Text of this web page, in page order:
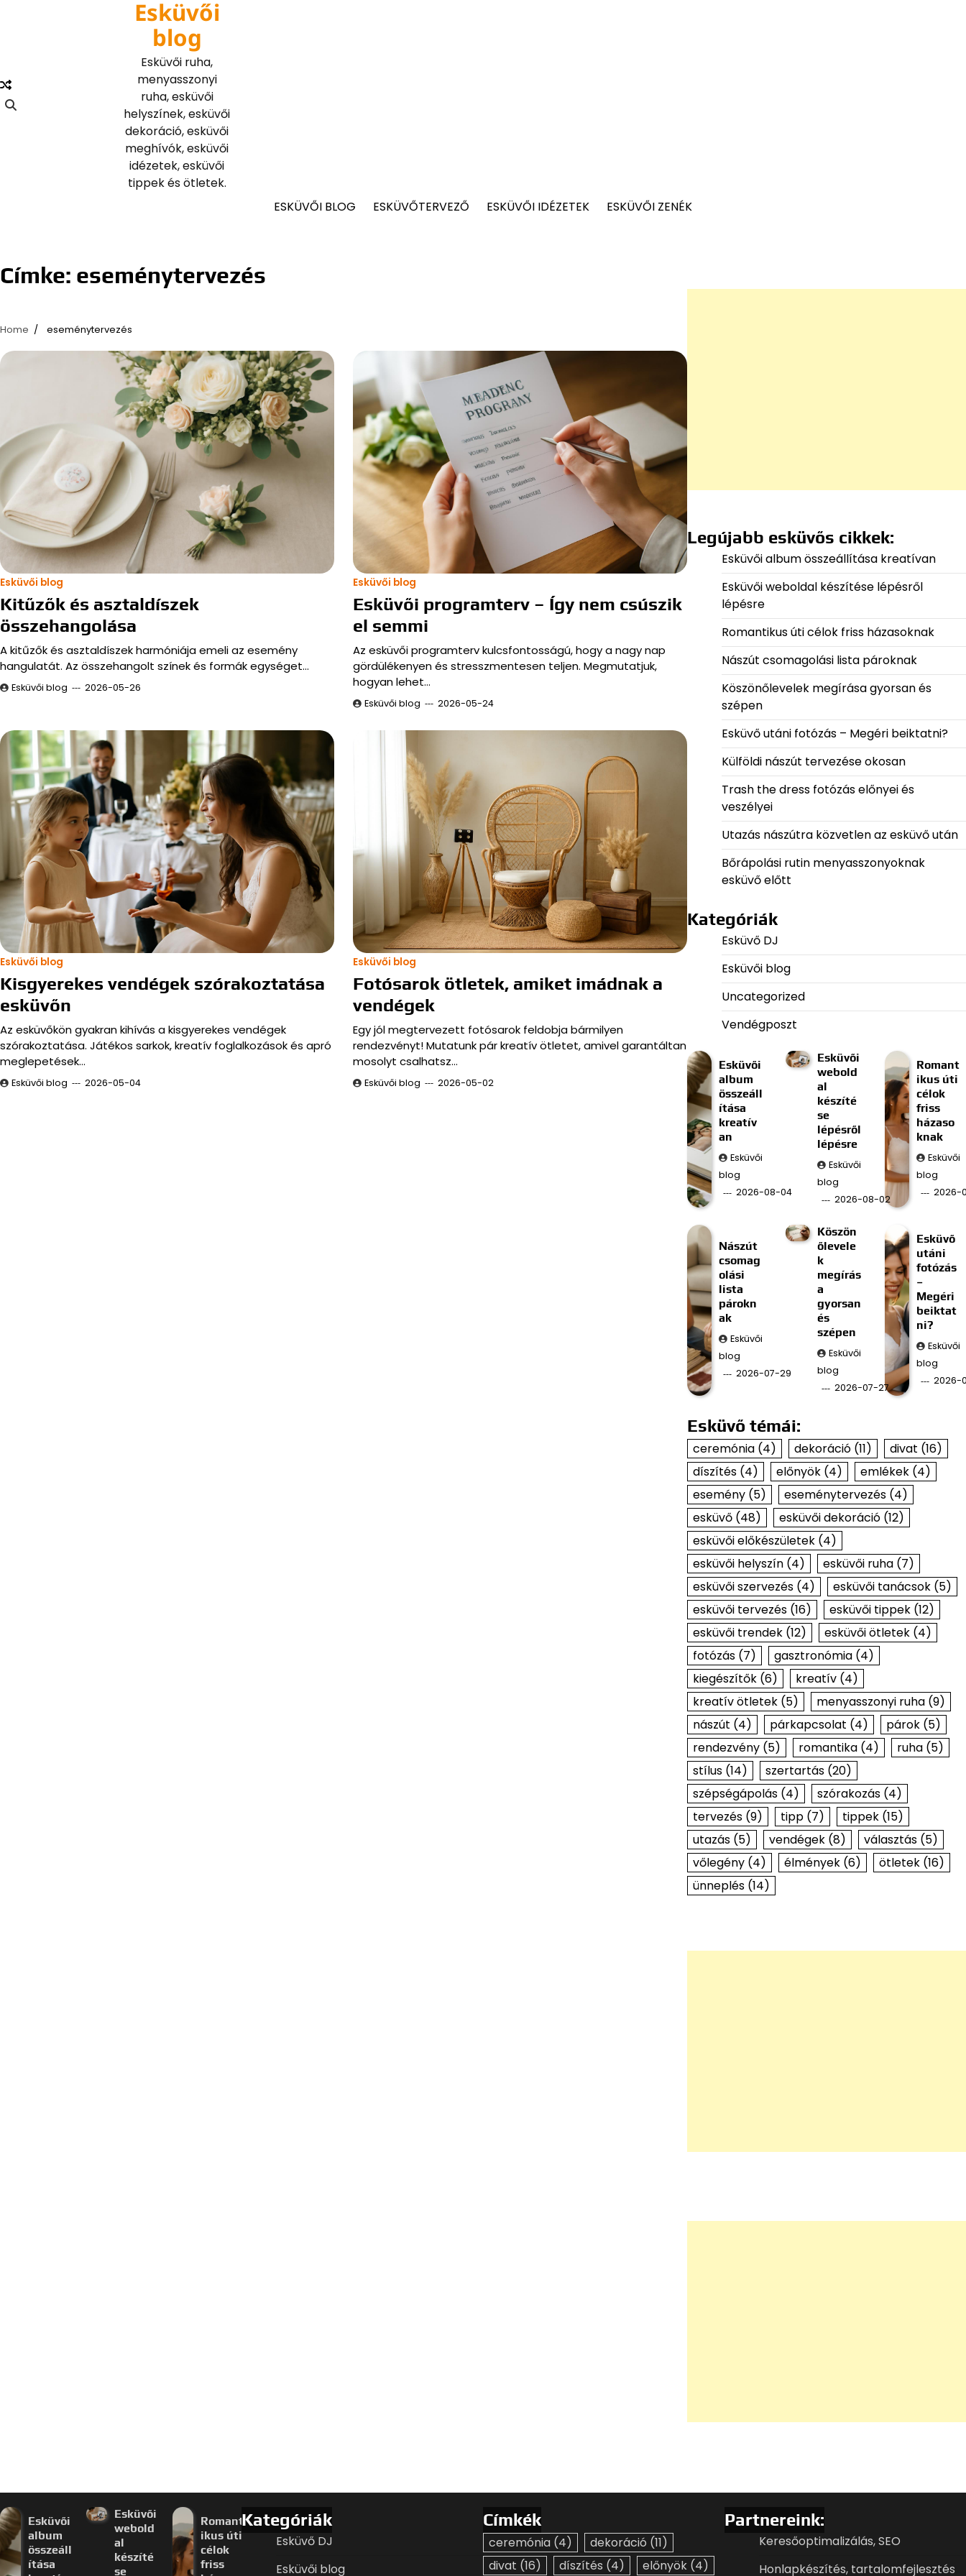
Esküvői
blog
Esküvői ruha,
menyasszonyi
ruha, esküvői
helyszínek, esküvői
dekoráció, esküvői
meghívók, esküvői
idézetek, esküvői
tippek és ötletek.
ESKÜVŐI BLOG
ESKÜVŐTERVEZŐ ESKÜVŐI IDÉZETEK ESKÜVŐI ZENÉK
Címke: eseménytervezés
Home eseménytervezés
Esküvői blog
Kitűzők és asztaldíszek
összehangolása
A kitűzők és asztaldíszek harmóniája emeli az esemény
hangulatát. Az összehangolt színek és formák egységet…
Esküvői blog 2026-05-26
Esküvői blog
Esküvői programterv – Így nem csúszik
el semmi
Az esküvői programterv kulcsfontosságú, hogy a nagy nap
gördülékenyen és stresszmentesen teljen. Megmutatjuk,
hogyan lehet…
Esküvői blog 2026-05-24
Esküvői blog
Kisgyerekes vendégek szórakoztatása
esküvőn
Az esküvőkön gyakran kihívás a kisgyerekes vendégek
szórakoztatása. Játékos sarkok, kreatív foglalkozások és apró
meglepetések…
Esküvői blog 2026-05-04
Esküvői blog
Fotósarok ötletek, amiket imádnak a
vendégek
Egy jól megtervezett fotósarok feldobja bármilyen
rendezvényt! Mutatunk pár kreatív ötletet, amivel garantáltan
mosolyt csalhatsz…
Esküvői blog 2026-05-02
Legújabb esküvős cikkek:
Esküvői album összeállítása kreatívan
Esküvői weboldal készítése lépésről
lépésre
Romantikus úti célok friss házasoknak
Nászút csomagolási lista pároknak
Köszönőlevelek megírása gyorsan és
szépen
Esküvő utáni fotózás – Megéri beiktatni?
Külföldi nászút tervezése okosan
Trash the dress fotózás előnyei és
veszélyei
Utazás nászútra közvetlen az esküvő után
Bőrápolási rutin menyasszonyoknak
esküvő előtt
Kategóriák
Esküvő DJ
Esküvői blog
Uncategorized
Vendégposzt
Esküvői
album
összeáll
ítása
kreatív
an
Esküvői
blog
2026-08-04
Esküvői
webold
al
készíté
se
lépésről
lépésre
Esküvői
blog
2026-08-02
Romant
ikus úti
célok
friss
házaso
knak
Esküvői
blog
2026-
Nászút
csomag
olási
lista
párokn
ak
Esküvői
blog
2026-07-29
Köszön
őlevele
k
megírás
a
gyorsan
és
szépen
Esküvői
blog
2026-07-27
Esküvő
utáni
fotózás
–
Megéri
beiktat
ni?
Esküvői
blog
2026-
Esküvő témái:
ceremónia(4) dekoráció(11) divat (16)
díszítés(4) előnyök(4) emlékek(4)
esemény(5) eseménytervezés(4)
esküvő(48) esküvői dekoráció(12)
esküvői előkészületek(4)
esküvői helyszín(4) esküvői ruha(7)
esküvői szervezés(4) esküvői tanácsok(5)
esküvői tervezés(16) esküvői tippek(12)
esküvői trendek(12) esküvői ötletek(4)
fotózás(7) gasztronómia(4)
kiegészítők(6) kreatív(4)
kreatív ötletek(5) menyasszonyi ruha(9)
nászút (4) párkapcsolat (4) párok(5)
rendezvény(5) romantika(4) ruha(5)
stílus(14) szertartás(20)
szépségápolás(4) szórakozás(4)
tervezés(9) tipp(7) tippek(15)
utazás(5) vendégek(8) választás(5)
vőlegény(4) élmények(6) ötletek(16)
ünneplés(14)
Esküvői
album
összeáll
ítása
Esküvői
webold
al
készíté
se
Romant
ikus úti
célok
friss
Kategóriák
Esküvő DJ
Esküvői blog
Címkék
ceremónia (4) dekoráció (11)
divat (16) díszítés (4) előnyök (4)
Partnereink:
Keresőoptimalizálás, SEO
Honlapkészítés, tartalomfejlesztés